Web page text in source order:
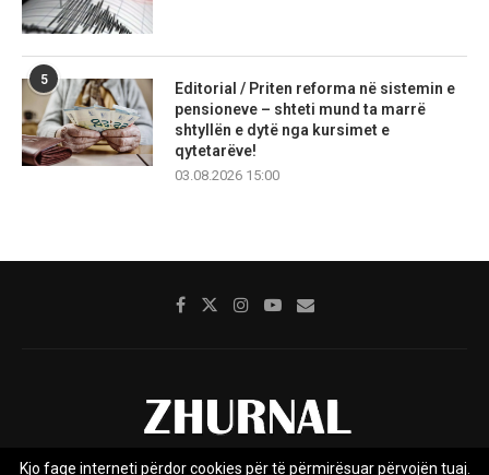
5
Editorial / Priten reforma në sistemin e
pensioneve – shteti mund ta marrë
shtyllën e dytë nga kursimet e
qytetarëve!
03.08.2026 15:00
Kjo faqe interneti përdor cookies për të përmirësuar përvojën tuaj.